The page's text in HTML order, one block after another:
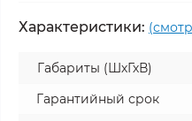
Характеристики:
Габариты (ШхГхВ)
Гарантийный срок